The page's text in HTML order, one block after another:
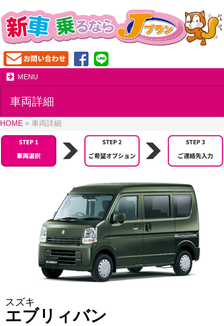
MENU
車両詳細
HOME » 車両詳細
スズキ
エブリィバン